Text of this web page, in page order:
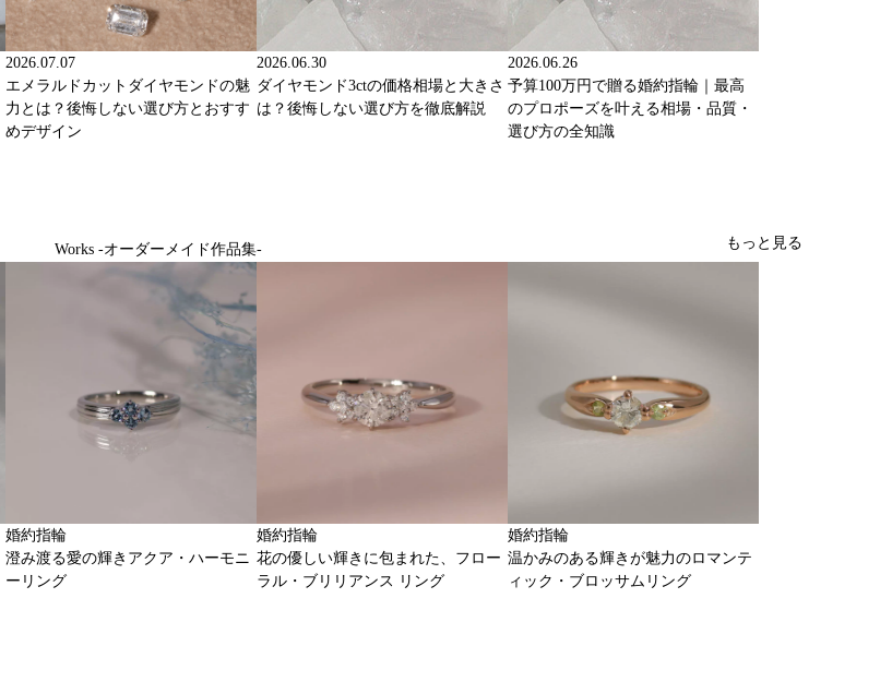
2026.07.07
エメラルドカットダイヤモンドの魅
力とは？後悔しない選び方とおすす
めデザイン
2026.06.30
ダイヤモンド3ctの価格相場と大きさ
は？後悔しない選び方を徹底解説
2026.06.26
予算100万円で贈る婚約指輪｜最高
のプロポーズを叶える相場・品質・
選び方の全知識
Works -オーダーメイド作品集- もっと見る
婚約指輪
澄み渡る愛の輝きアクア・ハーモニ
ーリング
婚約指輪
花の優しい輝きに包まれた、フロー
ラル・ブリリアンス リング
婚約指輪
温かみのある輝きが魅力のロマンテ
ィック・ブロッサムリング